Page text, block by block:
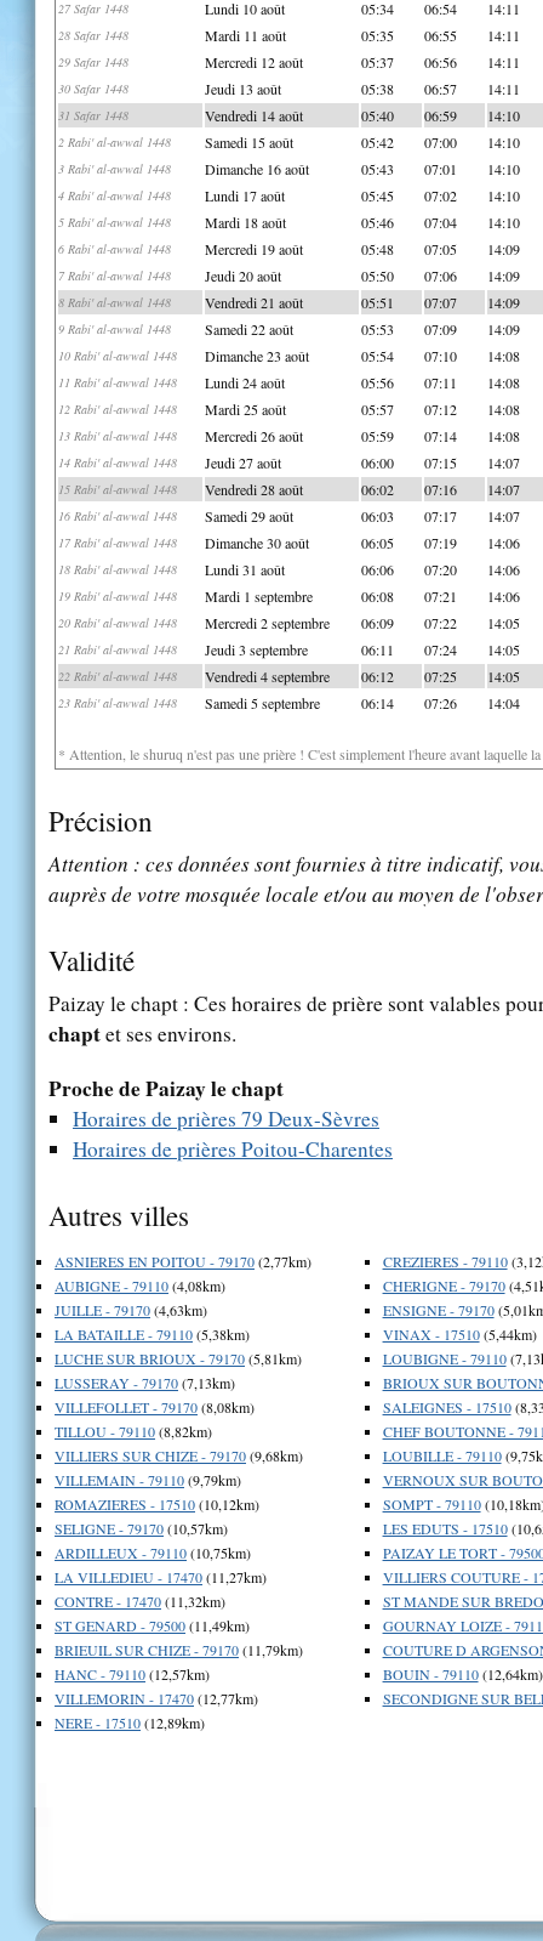
27 Safar 1448 Lundi 10 août 05:34 06:54 14:11
28 Safar 1448 Mardi 11 août 05:35 06:55 14:11
29 Safar 1448 Mercredi 12 août 05:37 06:56 14:11
30 Safar 1448 Jeudi 13 août 05:38 06:57 14:11
31 Safar 1448 Vendredi 14 août 05:40 06:59 14:10
2 Rabi' al-awwal 1448 Samedi 15 août 05:42 07:00 14:10
3 Rabi' al-awwal 1448 Dimanche 16 août 05:43 07:01 14:10
4 Rabi' al-awwal 1448 Lundi 17 août 05:45 07:02 14:10
5 Rabi' al-awwal 1448 Mardi 18 août 05:46 07:04 14:10
6 Rabi' al-awwal 1448 Mercredi 19 août 05:48 07:05 14:09
7 Rabi' al-awwal 1448 Jeudi 20 août 05:50 07:06 14:09
8 Rabi' al-awwal 1448 Vendredi 21 août 05:51 07:07 14:09
9 Rabi' al-awwal 1448 Samedi 22 août 05:53 07:09 14:09
10 Rabi' al-awwal 1448 Dimanche 23 août 05:54 07:10 14:08
11 Rabi' al-awwal 1448 Lundi 24 août 05:56 07:11 14:08
12 Rabi' al-awwal 1448 Mardi 25 août 05:57 07:12 14:08
13 Rabi' al-awwal 1448 Mercredi 26 août 05:59 07:14 14:08
14 Rabi' al-awwal 1448 Jeudi 27 août 06:00 07:15 14:07
15 Rabi' al-awwal 1448 Vendredi 28 août 06:02 07:16 14:07
16 Rabi' al-awwal 1448 Samedi 29 août 06:03 07:17 14:07
17 Rabi' al-awwal 1448 Dimanche 30 août 06:05 07:19 14:06
18 Rabi' al-awwal 1448 Lundi 31 août 06:06 07:20 14:06
19 Rabi' al-awwal 1448 Mardi 1 septembre 06:08 07:21 14:06
20 Rabi' al-awwal 1448 Mercredi 2 septembre 06:09 07:22 14:05
21 Rabi' al-awwal 1448 Jeudi 3 septembre 06:11 07:24 14:05
22 Rabi' al-awwal 1448 Vendredi 4 septembre 06:12 07:25 14:05
23 Rabi' al-awwal 1448 Samedi 5 septembre 06:14 07:26 14:04
* Attention, le shuruq n'est pas une prière ! C'est simplement l'heure avant laquelle
Précision
Attention : ces données sont fournies à titre indicatif,
auprès de votre mosquée locale et/ou au moyen de
Validité
Paizay le chapt : Ces horaires de prière sont valables
chaptet ses environs.
Proche de Paizay le chapt
Horaires de prières 79 Deux-Sèvres
Horaires de prières Poitou-Charentes
Autres villes
ASNIERES EN POITOU - 79170(2,77km)
AUBIGNE - 79110(4,08km)
JUILLE - 79170(4,63km)
LA BATAILLE - 79110(5,38km)
LUCHE SUR BRIOUX - 79170(5,81km)
LUSSERAY - 79170(7,13km)
VILLEFOLLET - 79170(8,08km)
TILLOU - 79110(8,82km)
VILLIERS SUR CHIZE - 79170(9,68km)
VILLEMAIN - 79110(9,79km)
ROMAZIERES - 17510(10,12km)
SELIGNE - 79170(10,57km)
ARDILLEUX - 79110(10,75km)
LA VILLEDIEU - 17470(11,27km)
CONTRE - 17470(11,32km)
ST GENARD - 79500(11,49km)
BRIEUIL SUR CHIZE - 79170(11,79km)
HANC - 79110(12,57km)
VILLEMORIN - 17470(12,77km)
NERE - 17510(12,89km)
CREZIERES - 79110
CHERIGNE - 79170
ENSIGNE - 79170
VINAX - 17510(5,44km)
LOUBIGNE - 79110
BRIOUX SUR
SALEIGNES - 17510
CHEF BOUTONNE -
LOUBILLE - 79110
VERNOUX SUR
SOMPT - 79110
LES EDUTS - 17510
PAIZAY LE TORT -
VILLIERS COUTURE -
ST MANDE SUR
GOURNAY LOIZE -
COUTURE D
BOUIN - 79110(12,64km)
SECONDIGNE SUR